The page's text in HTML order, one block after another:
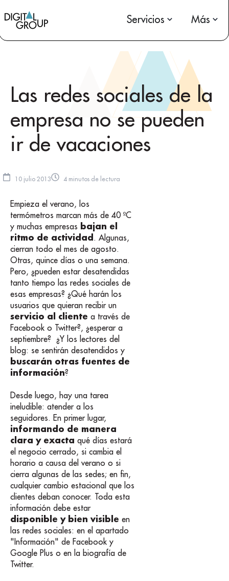
Servicios Más
Las redes sociales de la
empresa no se pueden
ir de vacaciones
10 julio 2013 4 minutos de lectura
Empieza el verano, los
termómetros marcan más de 40 ºC
y muchas empresas bajan el
ritmo de actividad. Algunas,
cierran todo el mes de agosto.
Otras, quince días o una semana.
Pero, ¿pueden estar desatendidas
tanto tiempo las redes sociales de
esas empresas? ¿Qué harán los
usuarios que quieran recibir un
servicio al cliente a través de
Facebook o Twitter?, ¿esperar a
septiembre? ¿Y los lectores del
blog: se sentirán desatendidos y
buscarán otras fuentes de
información?
Desde luego, hay una tarea
ineludible: atender a los
seguidores. En primer lugar,
informando de manera
clara y exacta qué días estará
el negocio cerrado, si cambia el
horario a causa del verano o si
cierra algunas de las sedes; en fin,
cualquier cambio estacional que los
clientes deban conocer. Toda esta
información debe estar
disponible y bien visible en
las redes sociales: en el apartado
"Información" de Facebook y
Google Plus o en la biografía de
Twitter.